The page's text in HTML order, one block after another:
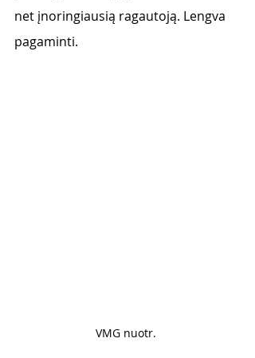
net įnoringiausią ragautoją. Lengva
pagaminti.
VMG nuotr.